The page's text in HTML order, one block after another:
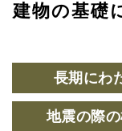
建物の基礎
長期にわ
地震の際